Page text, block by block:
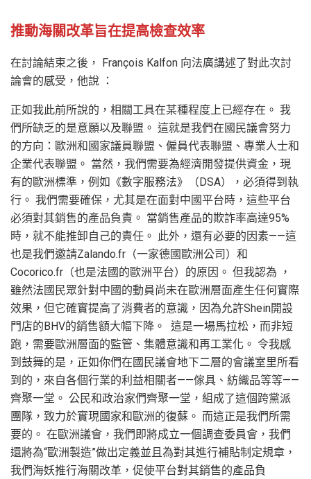
推動海關改革旨在提高檢查效率
在討論結束之後， François Kalfon 向法廣講述了對此次討
論會的感受，他說 ：
正如我此前所說的，相關工具在某種程度上已經存在。 我
們所缺乏的是意願以及聯盟。 這就是我們在國民議會努力
的方向：歐洲和國家議員聯盟、僱員代表聯盟、專業人士和
企業代表聯盟。 當然，我們需要為經濟開發提供資金，現
有的歐洲標準，例如《數字服務法》（DSA），必須得到執
行。 我們需要確保，尤其是在面對中國平台時，這些平台
必須對其銷售的產品負責。 當銷售產品的欺詐率高達95%
時，就不能推卸自己的責任。 此外，還有必要的因素——這
也是我們邀請Zalando.fr（一家德國歐洲公司）和
Cocorico.fr（也是法國的歐洲平台）的原因。 但我認為 ，
雖然法國民眾針對中國的動員尚未在歐洲層面產生任何實際
效果，但它確實提高了消費者的意識，因為允許Shein開設
門店的BHV的銷售額大幅下降。 這是一場馬拉松，而非短
跑，需要歐洲層面的監管、集體意識和再工業化。 令我感
到鼓舞的是，正如你們在國民議會地下二層的會議室里所看
到的，來自各個行業的利益相關者——傢具、紡織品等等——
齊聚一堂。 公民和政治家們齊聚一堂，組成了這個跨黨派
團隊，致力於實現國家和歐洲的復蘇。 而這正是我們所需
要的。 在歐洲議會，我們即將成立一個調查委員會，我們
還將為“歐洲製造”做出定義並且為對其進行補貼制定規章，
我們海妖推行海關改革，促使平台對其銷售的產品負